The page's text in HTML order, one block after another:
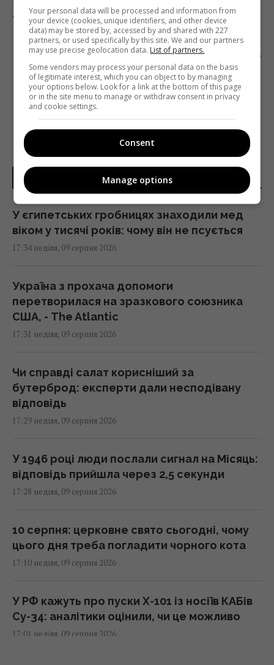
«ДУСЯ» ПРОТИ РЕЙТИНГІВ
Наступна стаття
ЗА ВЛАСНИМ БАЖАННЯМ: ПОЛОВИНА
ШАНУВАЛЬНИКІВ ТАНОСА ВИЯВИЛИСЯ
ЗАБАНЕНІ НА ПОПУЛЯРНОМУ ПОРТАЛІ
НОВИНИ УКРАЇНИ І СВІТУ
У єгипетських гробницях знаходили мед
віком у тисячі років: чому він не псується
17:34 неділя, 09 серпня 2026
Україна з прохача допомоги
перетворилася на зразкового союзника
США, - The Atlantic
17:31 неділя, 09 серпня 2026
Чи справді салат корисніший за
бутерброд: експерти дали несподівану
відповідь
17:29 неділя, 09 серпня 2026
У 1946 році люди послали сигнал на Місяць:
відповідь прийшла через 2,5 секунди
17:28 неділя, 09 серпня 2026
10 серпня: церковне свято сьогодні, чому
цього дня треба погладити чорного кота
17:10 неділя, 09 серпня 2026
У РФ кажуть про пуски Х-101 із носіїв КАБів
Су-34: аналітики оцінили, чи це можливо
17:01 неділя, 09 серпня 2026
Your personal data will be processed and information from
your device (cookies, unique identifiers, and other device
data) may be stored by, accessed by and shared with 227
partners, or used specifically by this site. We and our partners
may use precise geolocation data. List of partners.
Some vendors may process your personal data on the basis
of legitimate interest, which you can object to by managing
your options below. Look for a link at the bottom of this page
or in the site menu to manage or withdraw consent in privacy
and cookie settings.
Consent
Manage options